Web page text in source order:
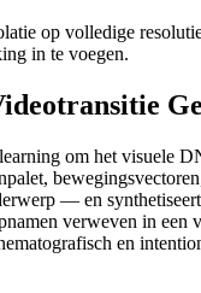
op volledige
in te voegen.
om het visuele
— en
verweven in een
en